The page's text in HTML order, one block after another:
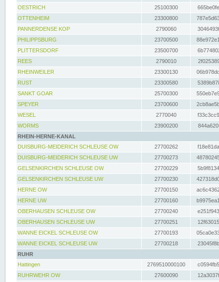
OESTRICH
25100300
OTTENHEIM
23300800
PANNERDENSE KOP
2790060
PHILIPPSBURG
23700500
PLITTERSDORF
23500700
REES
2790010
RHEINWEILER
23300130
RUST
23300580
SANKT GOAR
25700300
SPEYER
23700600
WESEL
2770040
WORMS
23900200
RHEIN-HERNE-KANAL
DUISBURG-MEIDERICH SCHLEUSE OW
27700262
DUISBURG-MEIDERICH SCHLEUSE UW
27700273
GELSENKIRCHEN SCHLEUSE OW
27700229
GELSENKIRCHEN SCHLEUSE UW
27700230
HERNE OW
27700150
HERNE UW
27700160
OBERHAUSEN SCHLEUSE OW
27700240
OBERHAUSEN SCHLEUSE UW
27700251
WANNE EICKEL SCHLEUSE OW
27700193
WANNE EICKEL SCHLEUSE UW
27700218
RUHR
Hattingen
2769510000100
RUHRWEHR OW
27600090